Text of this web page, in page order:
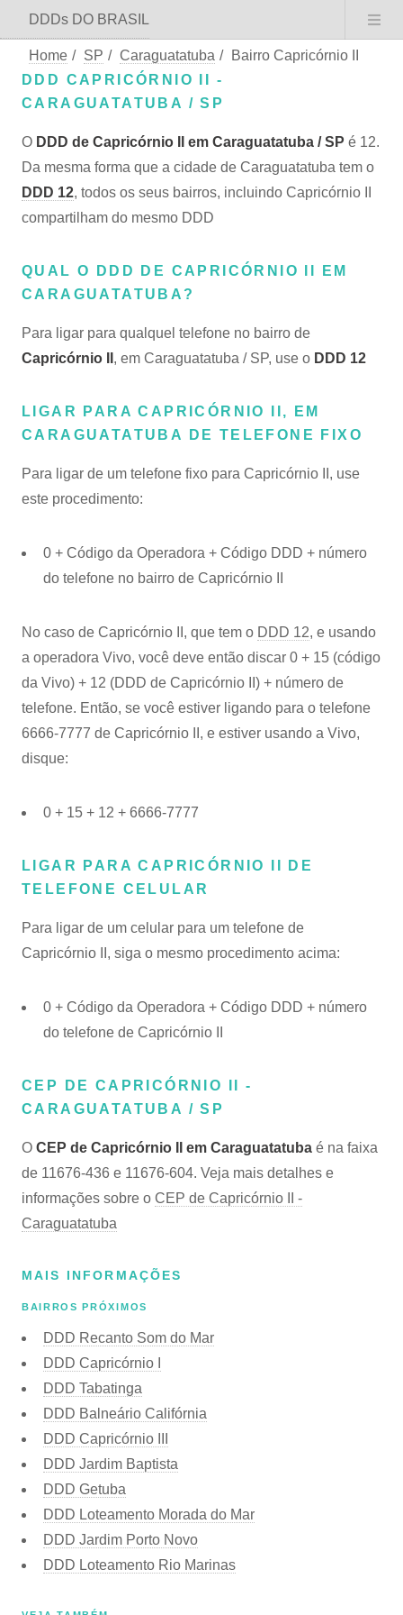
DDDs DO BRASIL
Home / SP / Caraguatatuba /
Bairro Capricórnio II
DDD CAPRICÓRNIO II -
CARAGUATATUBA / SP
O DDD de Capricórnio II em Caraguatatuba / SP é 12.
Da mesma forma que a cidade de Caraguatatuba tem o
DDD 12, todos os seus bairros, incluindo Capricórnio II
compartilham do mesmo DDD
QUAL O DDD DE CAPRICÓRNIO II EM
CARAGUATATUBA?
Para ligar para qualquel telefone no bairro de
Capricórnio II , em Caraguatatuba / SP, use o DDD 12
LIGAR PARA CAPRICÓRNIO II, EM
CARAGUATATUBA DE TELEFONE FIXO
Para ligar de um telefone fixo para Capricórnio II, use
este procedimento:
0 + Código da Operadora + Código DDD + número
do telefone no bairro de Capricórnio II
No caso de Capricórnio II, que tem o DDD 12, e usando
a operadora Vivo, você deve então discar 0 + 15 (código
da Vivo) + 12 (DDD de Capricórnio II) + número de
telefone. Então, se você estiver ligando para o telefone
6666-7777 de Capricórnio II, e estiver usando a Vivo,
disque:
0 + 15 + 12 + 6666-7777
LIGAR PARA CAPRICÓRNIO II DE
TELEFONE CELULAR
Para ligar de um celular para um telefone de
Capricórnio II, siga o mesmo procedimento acima:
0 + Código da Operadora + Código DDD + número
do telefone de Capricórnio II
CEP DE CAPRICÓRNIO II -
CARAGUATATUBA / SP
O CEP de Capricórnio II em Caraguatatuba é na faixa
de 11676-436 e 11676-604. Veja mais detalhes e
informações sobre o CEP de Capricórnio II -
Caraguatatuba
MAIS INFORMAÇÕES
BAIRROS PRÓXIMOS
DDD Recanto Som do Mar
DDD Capricórnio I
DDD Tabatinga
DDD Balneário Califórnia
DDD Capricórnio III
DDD Jardim Baptista
DDD Getuba
DDD Loteamento Morada do Mar
DDD Jardim Porto Novo
DDD Loteamento Rio Marinas